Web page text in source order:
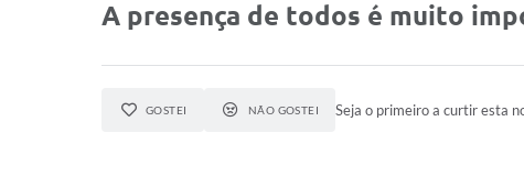
A presença de todos é muito
GOSTEI NÃO GOSTEI Seja o primeiro a curtir esta